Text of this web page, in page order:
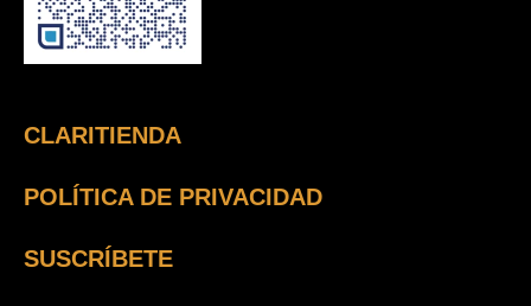
CLARITIENDA
POLÍTICA DE PRIVACIDAD
SUSCRÍBETE